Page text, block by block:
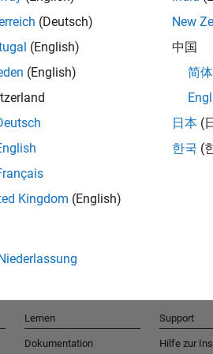
Talent
Erhalten Sie
und
(Deutsch)
(English)
(English)
Kingdom (English)
New
中国
简
日本 (
한국 (
Lernen
Dokumentation
Support
Hilfe zur